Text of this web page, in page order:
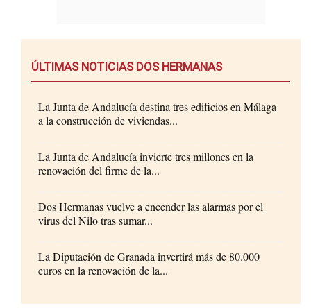
ÚLTIMAS NOTICIAS DOS HERMANAS
La Junta de Andalucía destina tres edificios en Málaga
a la construcción de viviendas...
La Junta de Andalucía invierte tres millones en la
renovación del firme de la...
Dos Hermanas vuelve a encender las alarmas por el
virus del Nilo tras sumar...
La Diputación de Granada invertirá más de 80.000
euros en la renovación de la...